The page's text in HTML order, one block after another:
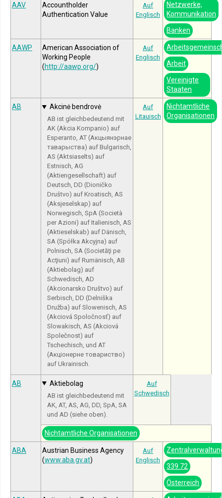
AAV
Accountholder
Authentication Value
Auf
Englisch
Netzwerke,
Kommunikation
Banken
AAWP
American Association of
Working People
(http://aawp.org/)
Auf
Englisch
Arbeit
Vereinigte
Staaten
AB Akcinė bendrovė
AB ist gleichbedeutend mit
AK (Akcia Kompanio) auf
Esperanto, AT (Акцыянэрнае
таварыства) auf Bulgarisch,
AS (Aktsiaselts) auf
Estnisch, AG
(Aktiengesellschaft) auf
Deutsch, DD (Dioničko
Društvo) auf Kroatisch, AS
(Aksjeselskap) auf
Norwegisch, SpA (Società
per Azioni) auf Italienisch, AS
(Aktieselskab) auf Dänisch,
SA (Spółka Akcyjna) auf
Polnisch, SA (Societăţi pe
Acţiuni) auf Rumänisch, AB
(Aktiebolag) auf
Schwedisch, AD
(Akcionarsko Društvo) auf
Serbisch, DD (Delniška
Družba) auf Slowenisch, AS
(Akciová Spoločnosť) auf
Slowakisch, AS (Akciová
Společnost) auf
Tschechisch, und AT
(Акціонерне товариство)
auf Ukrainisch.
Auf
Litauisch
Nichtamtliche
Organisationen
AB Aktiebolag
AB ist gleichbedeutend mit
AK, AT, AS, AG, DD, SpA, SA
und AD (siehe oben).
Auf
Schwedisch
Nichtamtliche Organisationen
ABA
Austrian Business Agency
(www.aba.gv.at)
Auf
Englisch
339.72
Österreich